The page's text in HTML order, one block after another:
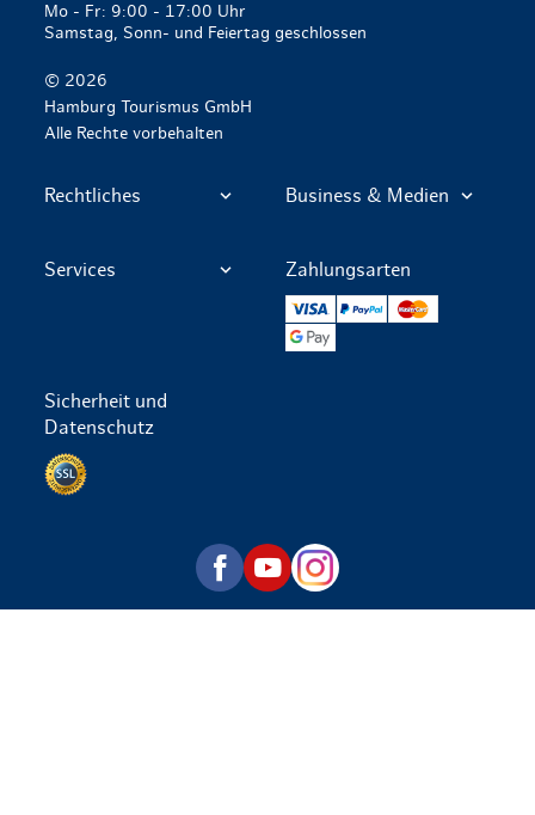
Mo - Fr: 9:00 - 17:00 Uhr
Samstag, Sonn- und Feiertag geschlossen
© 2026
Hamburg Tourismus GmbH
Alle Rechte vorbehalten
Rechtliches Business & Medien
Services Zahlungsarten
VISA PayPal
Sicherheit und
Datenschutz